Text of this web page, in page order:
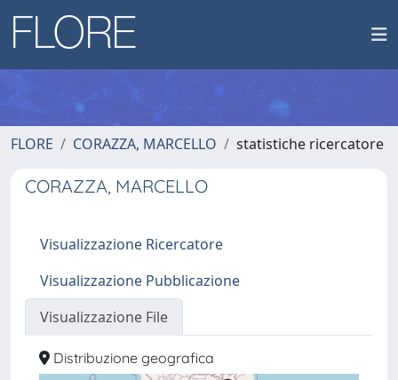
FLORE CORAZZA, MARCELLO statistiche ricercatore
CORAZZA, MARCELLO
Visualizzazione Ricercatore
Visualizzazione Pubblicazione
Visualizzazione File
Distribuzione geografica